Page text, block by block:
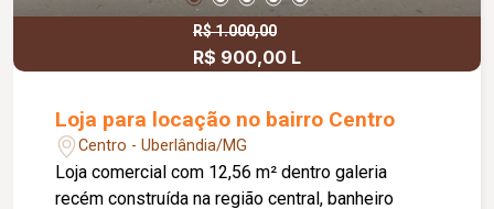
R$ 1.000,00
R$ 900,00 L
Loja para locação no bairro Centro
Centro - Uberlândia/MG
Loja comercial com 12,56 m² dentro galeria
recém construída na região central, banheiro